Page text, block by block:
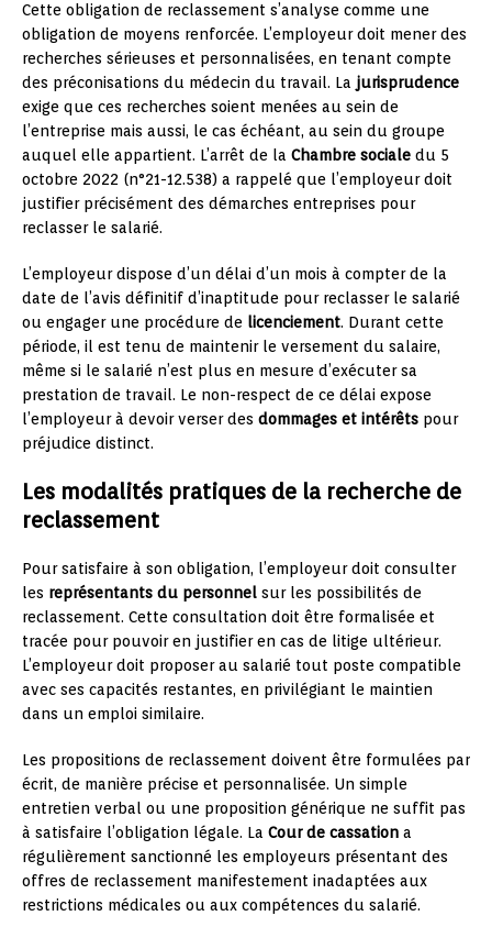
Cette obligation de reclassement s’analyse comme une
obligation de moyens renforcée. L’employeur doit mener des
recherches sérieuses et personnalisées, en tenant compte
des préconisations du médecin du travail. La jurisprudence
exige que ces recherches soient menées au sein de
l’entreprise mais aussi, le cas échéant, au sein du groupe
auquel elle appartient. L’arrêt de la Chambre sociale du 5
octobre 2022 (n°21-12.538) a rappelé que l’employeur doit
justifier précisément des démarches entreprises pour
reclasser le salarié.
L’employeur dispose d’un délai d’un mois à compter de la
date de l’avis définitif d’inaptitude pour reclasser le salarié
ou engager une procédure de licenciement. Durant cette
période, il est tenu de maintenir le versement du salaire,
même si le salarié n’est plus en mesure d’exécuter sa
prestation de travail. Le non-respect de ce délai expose
l’employeur à devoir verser des dommages et intérêts pour
préjudice distinct.
Les modalités pratiques de la recherche de
reclassement
Pour satisfaire à son obligation, l’employeur doit consulter
les représentants du personnel sur les possibilités de
reclassement. Cette consultation doit être formalisée et
tracée pour pouvoir en justifier en cas de litige ultérieur.
L’employeur doit proposer au salarié tout poste compatible
avec ses capacités restantes, en privilégiant le maintien
dans un emploi similaire.
Les propositions de reclassement doivent être formulées par
écrit, de manière précise et personnalisée. Un simple
entretien verbal ou une proposition générique ne suffit pas
à satisfaire l’obligation légale. La Cour de cassation a
régulièrement sanctionné les employeurs présentant des
offres de reclassement manifestement inadaptées aux
restrictions médicales ou aux compétences du salarié.